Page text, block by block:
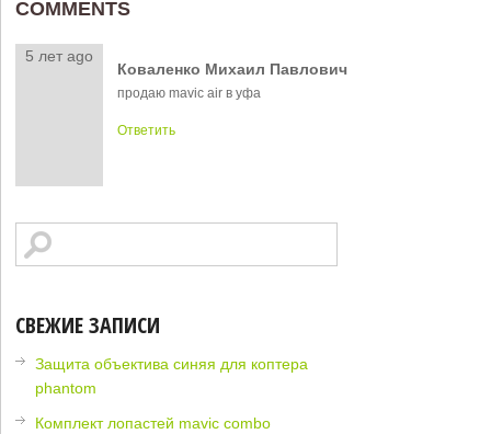
COMMENTS
5 лет ago
Коваленко Михаил Павлович
продаю mavic air в уфа
Ответить
СВЕЖИЕ ЗАПИСИ
Защита объектива синяя для коптера
phantom
Комплект лопастей mavic combo